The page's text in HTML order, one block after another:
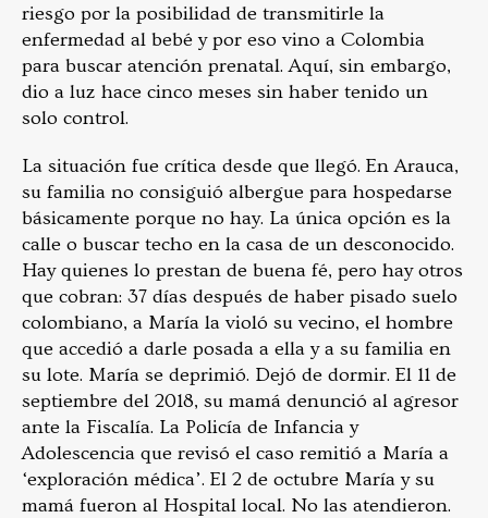
riesgo por la posibilidad de transmitirle la
enfermedad al bebé y por eso vino a Colombia
para buscar atención prenatal. Aquí, sin embargo,
dio a luz hace cinco meses sin haber tenido un
solo control.
La situación fue crítica desde que llegó. En Arauca,
su familia no consiguió albergue para hospedarse
básicamente porque no hay. La única opción es la
calle o buscar techo en la casa de un desconocido.
Hay quienes lo prestan de buena fé, pero hay otros
que cobran: 37 días después de haber pisado suelo
colombiano, a María la violó su vecino, el hombre
que accedió a darle posada a ella y a su familia en
su lote. María se deprimió. Dejó de dormir. El 11 de
septiembre del 2018, su mamá denunció al agresor
ante la Fiscalía. La Policía de Infancia y
Adolescencia que revisó el caso remitió a María a
‘exploración médica’. El 2 de octubre María y su
mamá fueron al Hospital local. No las atendieron.